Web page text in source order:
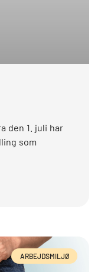
den 1. juli har
som
ARBEJDSMILJØ